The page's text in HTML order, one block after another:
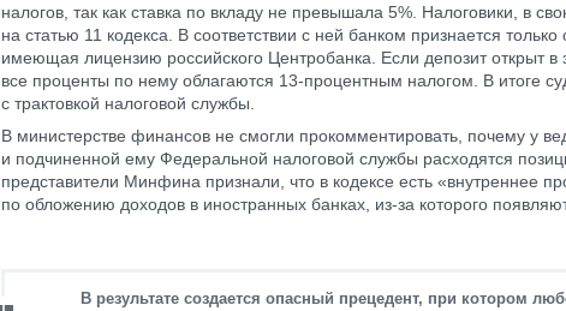
налогов, так как ставка по вкладу не превышала 5%. Налоговики, в
на статью 11 кодекса. В соответствии с ней банком признается только
имеющая лицензию российского Центробанка. Если депозит открыт в
все проценты по нему облагаются 13-процентным налогом. В итоге
с трактовкой налоговой службы.
В министерстве финансов не смогли прокомментировать, почему у
и подчиненной ему Федеральной налоговой службы расходятся
представители Минфина признали, что в кодексе есть «внутреннее
по обложению доходов в иностранных банках, из-за которого
В результате создается опасный прецедент, при котором